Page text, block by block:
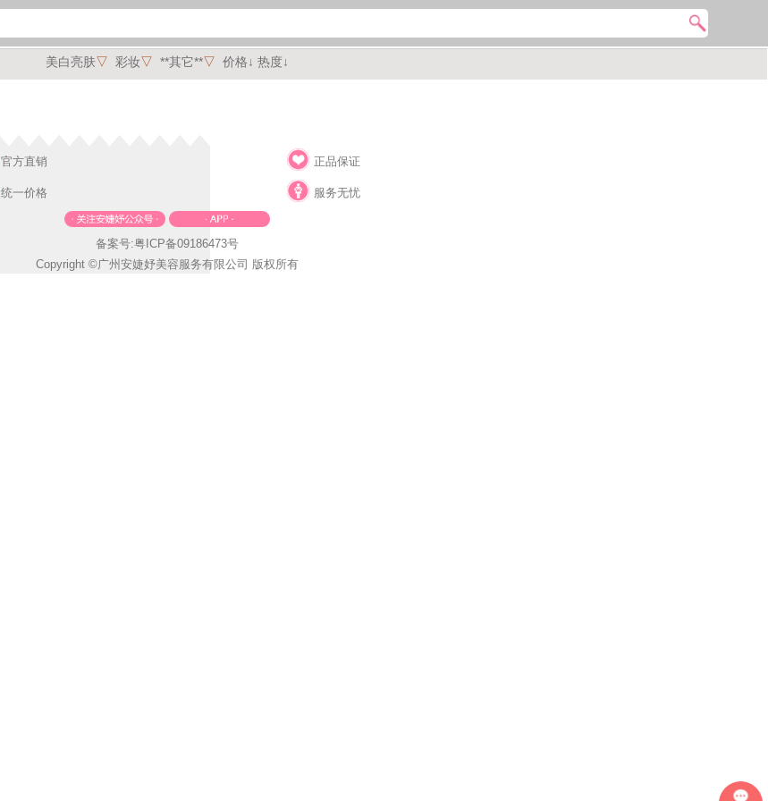
美白亮肤▽ 彩妆▽ **其它**▽ 价格↓ 热度↓
官方直销
统一价格
正品保证
服务无忧
备案号:粤ICP备09186473号
Copyright ©广州安婕妤美容服务有限公司 版权所有